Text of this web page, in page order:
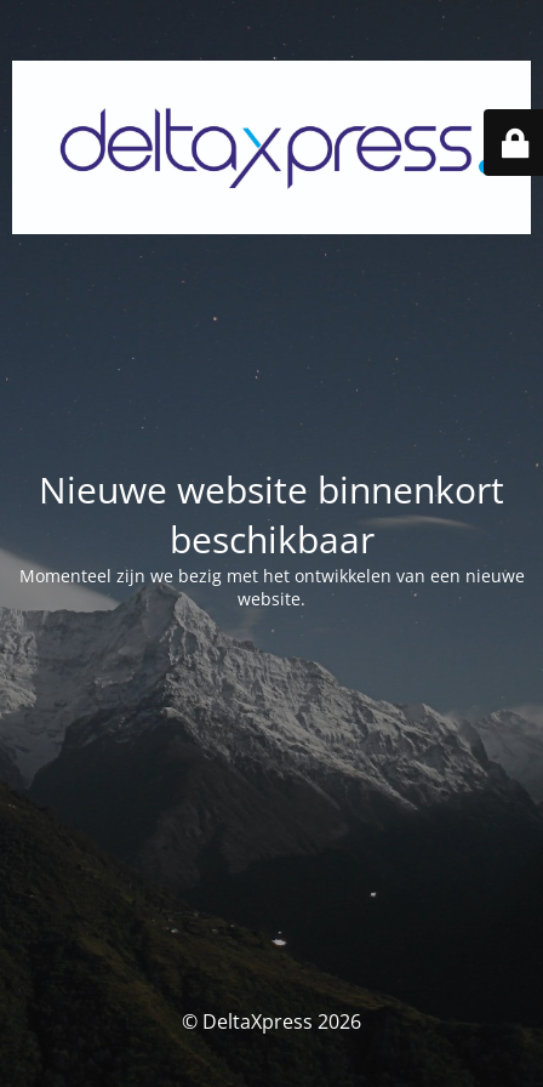
Nieuwe website binnenkort
beschikbaar
Momenteel zijn we bezig met het ontwikkelen van een nieuwe
website.
© DeltaXpress 2026